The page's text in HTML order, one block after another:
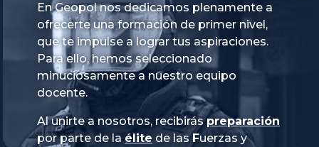
En Geopol nos dedicamos plenamente a
ofrecerte una formación de primer nivel,
que te impulse a lograr tus aspiraciones.
Para ello, hemos seleccionado
minuciosamente a nuestro equipo
docente.
Al unirte a nosotros, recibiráspreparación
por parte de la élite de las Fuerzas y